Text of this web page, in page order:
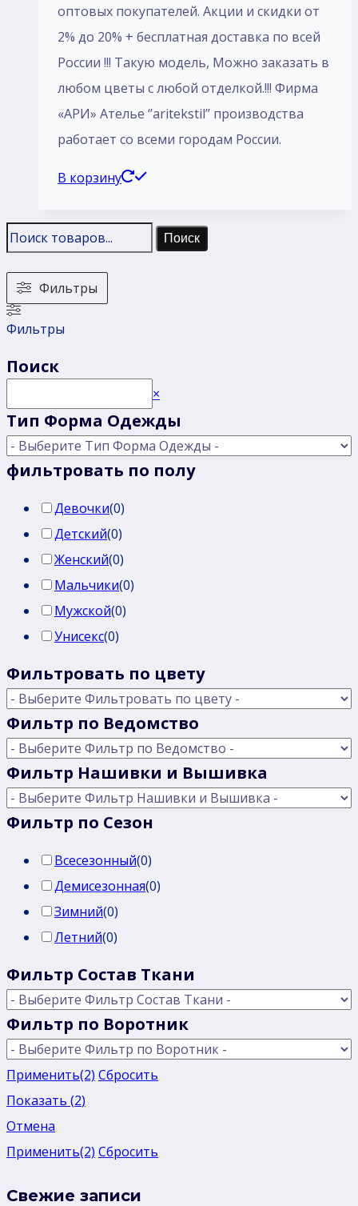
оптовых покупателей. Акции и скидки от
2% до 20% + бесплатная доставка по всей
России !!! Такую модель, Mожно заказать в
любом цветы с любой отделкой.!!! Фирма
«АРИ» Ателье ‘’aritekstil’’ производства
работает со всеми городам России.
В корзину
Поиск
Фильтры
Фильтры
Поиск
×
Тип Форма Одежды
фильтровать по полу
Девочки(0)
Детский(0)
Женский(0)
Мальчики(0)
Мужской(0)
Унисекс(0)
Фильтровать по цвету
Фильтр по Ведомство
Фильтр Нашивки и Вышивка
Фильтр по Сезон
Всесезонный(0)
Демисезонная(0)
Зимний(0)
Летний(0)
Фильтр Состав Ткани
Фильтр по Воротник
Применить(2) Сбросить
Показать (2)
Отмена
Применить(2) Сбросить
Свежие записи